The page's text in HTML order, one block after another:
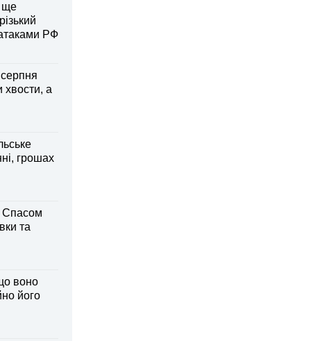
ще
РФ
хвости, а
грошах
Спасом
та
воно
його